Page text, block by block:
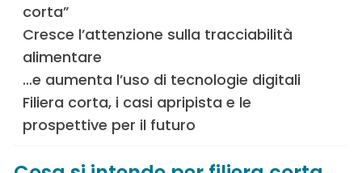
corta”
Cresce l’attenzione sulla tracciabilità
alimentare
…e aumenta l’uso di tecnologie digitali
Filiera corta, i casi apripista e le
prospettive per il futuro